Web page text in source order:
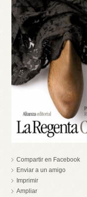
Compartir en Facebook
Enviar a un amigo
Imprimir
Ampliar